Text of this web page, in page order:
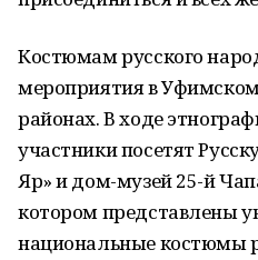
Костюмам русского
мероприятия в
районах. В ходе
участники посетят
Яр» и дом-музей 25-й
котором представлены
национальные костюмы